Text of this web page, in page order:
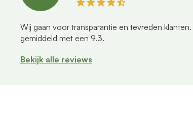
Wij gaan voor transparantie en tevreden klanten.
gemiddeld met een 9.3.
Bekijk alle reviews